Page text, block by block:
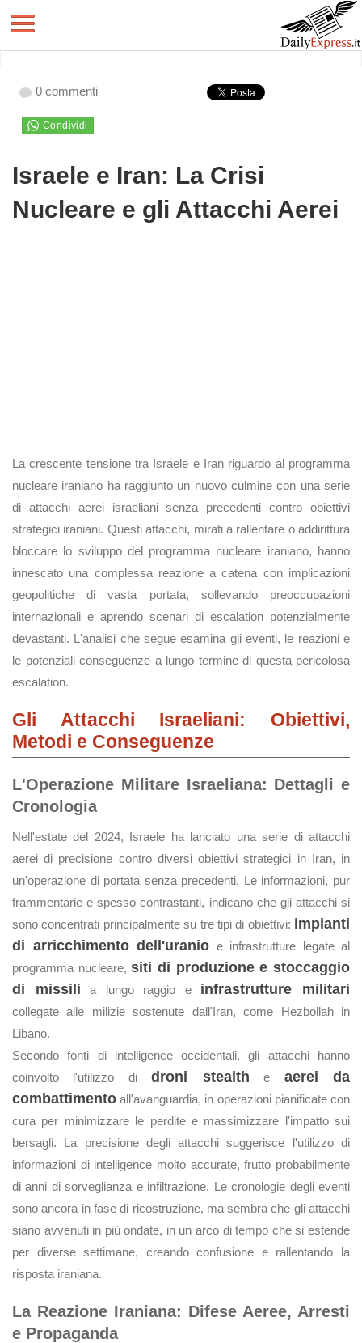
0 commenti
Israele e Iran: La Crisi
Nucleare e gli Attacchi Aerei
La crescente tensione tra Israele e Iran riguardo al programma
nucleare iraniano ha raggiunto un nuovo culmine con una serie
di attacchi aerei israeliani senza precedenti contro obiettivi
strategici iraniani. Questi attacchi, mirati a rallentare o addirittura
bloccare lo sviluppo del programma nucleare iraniano, hanno
innescato una complessa reazione a catena con implicazioni
geopolitiche di vasta portata, sollevando preoccupazioni
internazionali e aprendo scenari di escalation potenzialmente
devastanti. L'analisi che segue esamina gli eventi, le reazioni e
le potenziali conseguenze a lungo termine di questa pericolosa
escalation.
Gli Attacchi Israeliani: Obiettivi,
Metodi e Conseguenze
L'Operazione Militare Israeliana: Dettagli e
Cronologia
Nell'estate del 2024, Israele ha lanciato una serie di attacchi
aerei di precisione contro diversi obiettivi strategici in Iran, in
un'operazione di portata senza precedenti. Le informazioni, pur
frammentarie e spesso contrastanti, indicano che gli attacchi si
sono concentrati principalmente su tre tipi di obiettivi: impianti
di arricchimento dell'uranio e infrastrutture legate al
programma nucleare,siti di produzione e stoccaggio
di missili a lungo raggio e infrastrutture militari
collegate alle milizie sostenute dall'Iran, come Hezbollah in
Libano.
Secondo fonti di intelligence occidentali, gli attacchi hanno
coinvolto l'utilizzo didroni stealth e aerei da
combattimento all'avanguardia, in operazioni pianificate con
cura per minimizzare le perdite e massimizzare l'impatto sui
bersagli. La precisione degli attacchi suggerisce l'utilizzo di
informazioni di intelligence molto accurate, frutto probabilmente
di anni di sorveglianza e infiltrazione. Le cronologie degli eventi
sono ancora in fase di ricostruzione, ma sembra che gli attacchi
siano avvenuti in più ondate, in un arco di tempo che si estende
per diverse settimane, creando confusione e rallentando la
risposta iraniana.
La Reazione Iraniana: Difese Aeree, Arresti
e Propaganda